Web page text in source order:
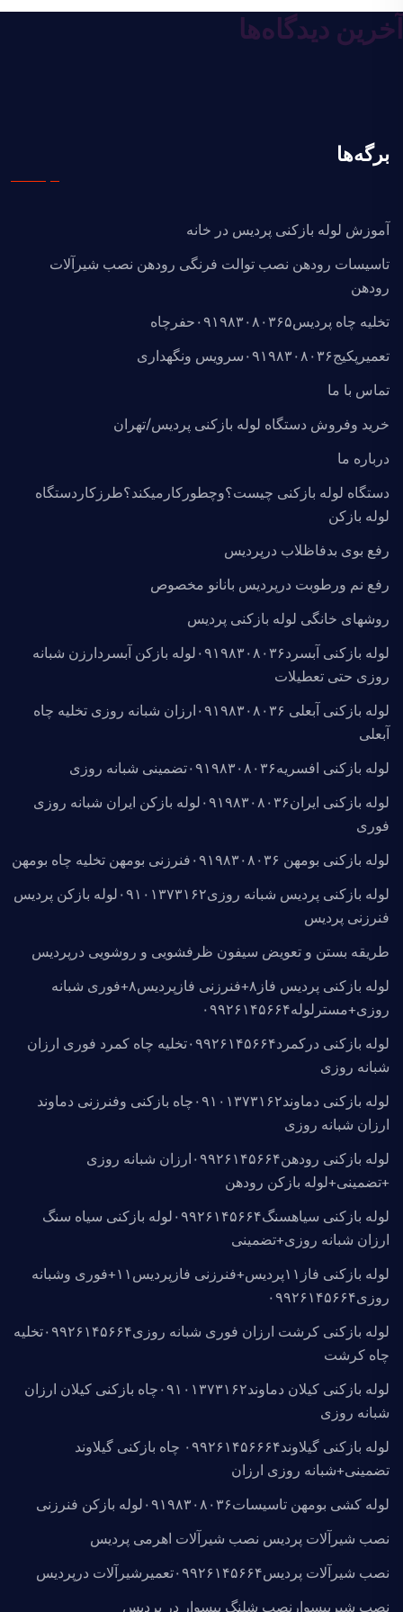
آخرین دیدگاه‌ها
برگه‌ها
آموزش لوله بازکنی پردیس در خانه
تاسیسات رودهن نصب توالت فرنگی رودهن نصب شیرآلات
رودهن
تخلیه چاه پردیس۰۹۱۹۸۳۰۸۰۳۶۵حفرچاه
تعمیرپکیج۰۹۱۹۸۳۰۸۰۳۶سرویس ونگهداری
تماس با ما
خرید وفروش دستگاه لوله بازکنی پردیس/تهران
درباره ما
دستگاه لوله بازکنی چیست؟وچطورکارمیکند؟طرزکاردستگاه
لوله بازکن
رفع بوی بدفاظلاب درپردیس
رفع نم ورطوبت درپردیس بانانو مخصوص
روشهای خانگی لوله بازکنی پردیس
لوله بازکنی آبسرد۰۹۱۹۸۳۰۸۰۳۶لوله بازکن آبسردارزن شبانه
روزی حتی تعطیلات
لوله بازکنی آبعلی ۰۹۱۹۸۳۰۸۰۳۶ارزان شبانه روزی تخلیه چاه
آبعلی
لوله بازکنی افسریه۰۹۱۹۸۳۰۸۰۳۶تضمینی شبانه روزی
لوله بازکنی ایران۰۹۱۹۸۳۰۸۰۳۶لوله بازکن ایران شبانه روزی
فوری
لوله بازکنی بومهن ۰۹۱۹۸۳۰۸۰۳۶فنرزنی بومهن تخلیه چاه بومهن
لوله بازکنی پردیس شبانه روزی۰۹۱۰۱۳۷۳۱۶۲لوله بازکن پردیس
فنرزنی پردیس
طریقه بستن و تعویض سیفون ظرفشویی و روشویی درپردیس
لوله بازکنی پردیس فاز۸+فنرزنی فازپردیس۸+فوری شبانه
روزی+مسترلوله۰۹۹۲۶۱۴۵۶۶۴
لوله بازکنی درکمرد۰۹۹۲۶۱۴۵۶۶۴تخلیه چاه کمرد فوری ارزان
شبانه روزی
لوله بازکنی دماوند۰۹۱۰۱۳۷۳۱۶۲چاه بازکنی وفنرزنی دماوند
ارزان شبانه روزی
لوله بازکنی رودهن۰۹۹۲۶۱۴۵۶۶۴ارزان شبانه روزی
+تضمینی+لوله بازکن رودهن
لوله بازکنی سیاهسنگ۰۹۹۲۶۱۴۵۶۶۴لوله بازکنی سیاه سنگ
ارزان شبانه روزی+تضمینی
لوله بازکنی فاز۱۱پردیس+فنرزنی فازپردیس۱۱+فوری وشبانه
روزی۰۹۹۲۶۱۴۵۶۶۴
لوله بازکنی کرشت ارزان فوری شبانه روزی۰۹۹۲۶۱۴۵۶۶۴تخلیه
چاه کرشت
لوله بازکنی کیلان دماوند۰۹۱۰۱۳۷۳۱۶۲چاه بازکنی کیلان ارزان
شبانه روزی
لوله بازکنی گیلاوند۰۹۹۲۶۱۴۵۶۶۶۴ چاه بازکنی گیلاوند
تضمینی+شبانه روزی ارزان
لوله کشی بومهن تاسیسات۰۹۱۹۸۳۰۸۰۳۶لوله بازکن فنرزنی
نصب شیرآلات پردیس نصب شیرآلات اهرمی پردیس
نصب شیرآلات پردیس۰۹۹۲۶۱۴۵۶۶۴تعمیرشیرآلات درپردیس
نصب شیرپیسوارنصب شلنگ پیسوار در پردیس